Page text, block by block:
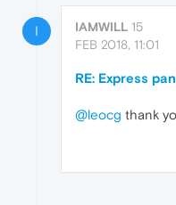
I IAMWILL 15
FEB 2018, 11:01
RE: Express
@leocg thank